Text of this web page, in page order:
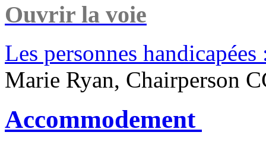
Ouvrir la voie
Les personnes
Marie Ryan, Chairperson
Accommodement